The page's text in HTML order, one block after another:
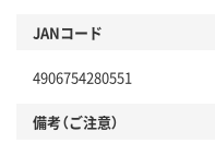
JANコード
4906754280551
備考（ご注意）